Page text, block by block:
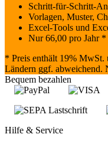
Schritt-für-Schritt-
Vorlagen, Muster,
Excel-Tools und
Nur66,00 pro Jahr *
* Preis enthält 19% MwSt.
Ländern ggf. abweichend.
Bequem bezahlen
Hilfe & Service